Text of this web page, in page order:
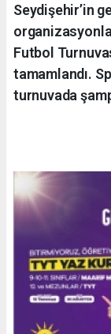
Seydişehir’in
Futbol
tamamlandı.
turnuvada